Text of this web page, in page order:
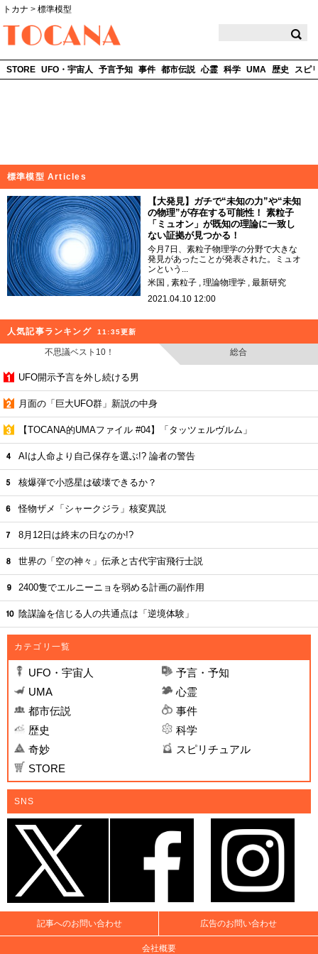
トカナ > 標準模型
STORE UFO・宇宙人 予言予知 事件 都市伝説 心霊 科学 UMA 歴史 スピ
標準模型 Articles
【大発見】ガチで“未知の力”や“未知
の物理”が存在する可能性！ 素粒子
「ミュオン」が既知の理論に一致し
ない証拠が見つかる！
今月7日、素粒子物理学の分野で大きな
発見があったことが発表された。ミュオ
ンという...
米国
素粒子 理論物理学
最新研究
2021.04.10 12:00
人気記事ランキング 11:35更新
不思議ベスト10！ 総合
UFO開示予言を外し続ける男
月面の「巨大UFO群」新説の中身
【TOCANA的UMAファイル #04】「タッツェルヴルム」
AIは人命より自己保存を選ぶ!? 論者の警告
核爆弾で小惑星は破壊できるか？
怪物ザメ「シャークジラ」核変異説
8月12日は終末の日なのか!?
世界の「空の神々」伝承と古代宇宙飛行士説
2400隻でエルニーニョを弱める計画の副作用
陰謀論を信じる人の共通点は「逆境体験」
カテゴリ一覧
UFO・宇宙人
予言・予知
UMA
心霊
都市伝説
事件
歴史
科学
奇妙
スピリチュアル
STORE
SNS
記事へのお問い合わせ 広告のお問い合わせ
会社概要